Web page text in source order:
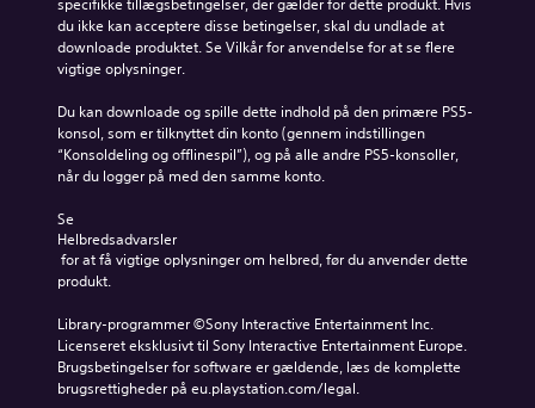
specifikke tillægsbetingelser, der gælder for dette produkt. Hvis
du ikke kan acceptere disse betingelser, skal du undlade at
downloade produktet. Se Vilkår for anvendelse for at se flere
vigtige oplysninger.
Du kan downloade og spille dette indhold på den primære PS5-
konsol, som er tilknyttet din konto (gennem indstillingen
“Konsoldeling og offlinespil”), og på alle andre PS5-konsoller,
når du logger på med den samme konto.
Se
Helbredsadvarsler
produkt.
Library-programmer ©Sony Interactive Entertainment Inc.
Licenseret eksklusivt til Sony Interactive Entertainment Europe.
Brugsbetingelser for software er gældende, læs de komplette
brugsrettigheder på eu.playstation.com/legal.